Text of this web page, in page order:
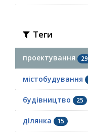
Теги
проектування 29
містобудування
будівництво 25
ділянка 15